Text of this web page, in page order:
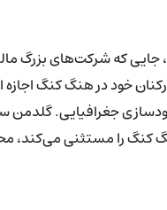
که شرکت‌های بزرگ
خود در هنگ کنگ اجازه
جغرافیایی. گلدمن
کنگ را مستثنی می‌کند،